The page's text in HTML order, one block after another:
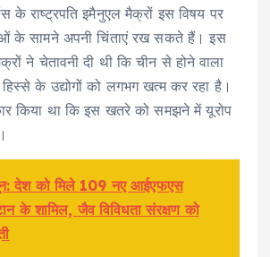
राष्ट्रपति इमैनुएल मैक्रों इस विषय पर
के सामने अपनी चिंताएं रख सकते हैं। इस
ने चेतावनी दी थी कि चीन से होने वाला
हिस्से के उद्योगों को लगभग खत्म कर रहा है।
किया था कि इस खतरे को समझने में यूरोप
देश को मिले 109 नए आईएफएस
के शामिल, जैव विविधता संरक्षण को